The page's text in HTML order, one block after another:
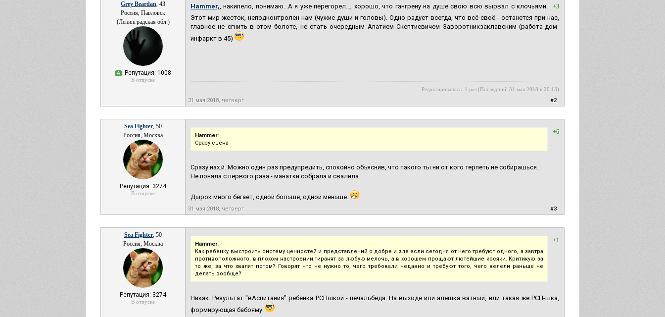
Grey Beardan, 43
Россия, Павловск
(Ленинградская обл.)
А Репутация: 1008
В отпуске
+3
Hammer,, накипело, понимаю...А я уже перегорел..., хорошо, что гангрену на душе свою всю вырвал с клочьями.
Этот мир жесток, неподконтролен нам (чужие души и головы). Одно радует всегда, что всё своё - останется при нас,
главное не сгнить в этом болоте, не стать очередным Апатием Скептиевичем Заворотникзаклавским (работа-дом-
инфаркт в 45)
Редактировалось: 1 раз (Последний: 31 мая 2018 в 20:13)
31 мая 2018, четверг #2
Sea Fighter, 50
Россия, Москва
Репутация: 3274
В отпуске
+6
Hammer:
Сразу сцена
Сразу нах.й. Можно один раз предупредить, спокойно объяснив, что такого ты ни от кого терпеть не собирашься.
Не поняла с первого раза - манатки собрала и свалила.
Дырок много бегает, одной больше, одной меньше.
31 мая 2018, четверг #3
Sea Fighter, 50
Россия, Москва
Репутация: 3274
В отпуске
+1
Hammer:
Как ребенку выстроить систему ценностей и представлений о добре и зле если сегодня от него требуют одного, а завтра
противоположного, в плохом настроении тиранят за любую мелочь, а в хорошем прощают лютейшие косяки. Критикую за
то же, за что хвалят потом? Говорят что не нужно то, чего требовали недавно и требуют того, чего велели раньше не
делать вообще?
Никак. Результат "вАспитания" ребенка РСПшкой - печальбеда. На выходе или алешка ватный, или такая же РСП-шка,
формирующая бабояму.